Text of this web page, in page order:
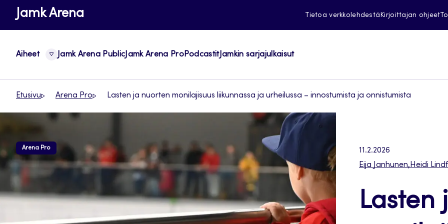
SiirryJamk Arena Tietoa verkkolehdestäKirjoittajan ohjeet
Aiheet Jamk Arena PublicJamk Arena ProPodcastitJamkin sarjajulkaisut
Etusivu Arena Pro Lasten ja nuorten monilajisuus liikunnassa ja urheilussa – innostumista ja onnistumista
Arena Pro
11.2.2026
Eija Janhunen, Heidi
Lasten